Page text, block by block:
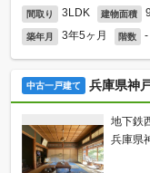
間取り 3LDK 建物面積
築年月 3年5ヶ月 階数 -
中古一戸建て 兵庫県神
地下鉄
兵庫県